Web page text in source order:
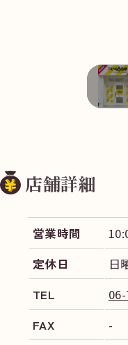
店舗詳細
営業時間
定休日
日
TEL
FAX
-